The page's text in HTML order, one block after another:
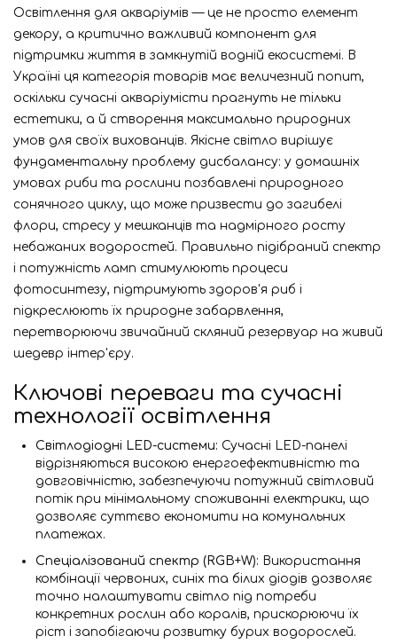
Освітлення для акваріумів — це не просто елемент
декору, а критично важливий компонент для
підтримки життя в замкнутій водній екосистемі. В
Україні ця категорія товарів має величезний попит,
оскільки сучасні акваріумісти прагнуть не тільки
естетики, а й створення максимально природних
умов для своїх вихованців. Якісне світло вирішує
фундаментальну проблему дисбалансу: у домашніх
умовах риби та рослини позбавлені природного
сонячного циклу, що може призвести до загибелі
флори, стресу у мешканців та надмірного росту
небажаних водоростей. Правильно підібраний спектр
і потужність ламп стимулюють процеси
фотосинтезу, підтримують здоров'я риб і
підкреслюють їх природне забарвлення,
перетворюючи звичайний скляний резервуар на живий
шедевр інтер'єру.
Ключові переваги та сучасні
технології освітлення
Світлодіодні LED-системи: Сучасні LED-панелі
відрізняються високою енергоефективністю та
довговічністю, забезпечуючи потужний світловий
потік при мінімальному споживанні електрики, що
дозволяє суттєво економити на комунальних
платежах.
Спеціалізований спектр (RGB+W): Використання
комбінації червоних, синіх та білих діодів дозволяє
точно налаштувати світло під потреби
конкретних рослин або коралів, прискорюючи їх
ріст і запобігаючи розвитку бурих водорослей.